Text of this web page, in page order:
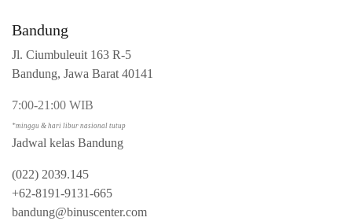
Bandung
Jl. Ciumbuleuit 163 R-5
Bandung, Jawa Barat 40141
7:00-21:00 WIB
*minggu & hari libur nasional tutup
Jadwal kelas Bandung
(022) 2039.145
+62-8191-9131-665
bandung@binuscenter.com